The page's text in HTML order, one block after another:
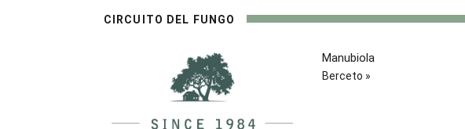
CIRCUITO DEL FUNGO
Manubiola
Berceto »